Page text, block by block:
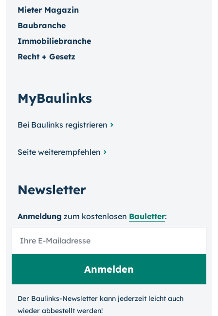
Mieter Magazin
Baubranche
Immobiliebranche
Recht + Gesetz
MyBaulinks
Bei Baulinks registrieren
Seite weiterempfehlen
Newsletter
Anmeldung zum kosten­losen Bauletter:
Der Baulinks-Newsletter kann jeder­zeit leicht auch
wieder ab­bestellt werden!